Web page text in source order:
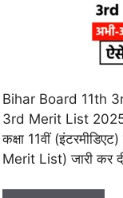
Bihar Board 11th
3rd Merit List 2025:
कक्षा 11वीं
Merit List) जारी कर